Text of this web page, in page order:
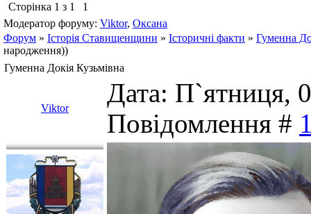
Сторінка 1 з 1
1
Модератор форуму: Viktor, Оксана
Форум » Історія Ставищенщини » Історичні факти » Гуменна
народження))
Гуменна Докія Кузьмівна
Viktor
Дата: П`ятниця,
Повідомлення #